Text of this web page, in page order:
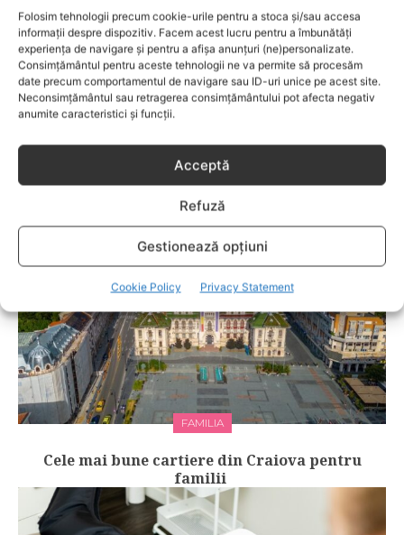
Folosim tehnologii precum cookie-urile pentru a stoca și/sau accesa
informații despre dispozitiv. Facem acest lucru pentru a îmbunătăți
experiența de navigare și pentru a afișa anunțuri (ne)personalizate.
Consimțământul pentru aceste tehnologii ne va permite să procesăm
date precum comportamentul de navigare sau ID-uri unice pe acest site.
Neconsimțământul sau retragerea consimțământului pot afecta negativ
anumite caracteristici și funcții.
Acceptă
Refuză
Gestionează opțiuni
Cookie Policy Privacy Statement
capitol fascinant dedicat copiilor valoroși ai țării. ÎNVAŢĂ
SĂ PREVII! –sunt prezentate soluţii de prevenire a
anumitor probleme de sănătate ce pot afecta atât viaţa
copiilor, cât şi pe cea a părinţilor.
FAMILIA
Cele mai bune cartiere din Craiova pentru
familii